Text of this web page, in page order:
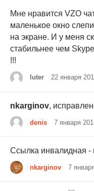
Мне нравится VZO
маленькое окно
на экране. И у меня
стабильнее чем
!!!
luter 22 января
nkarginov,
denis 7 января
Ссылка инвалидная -
nkarginov 7